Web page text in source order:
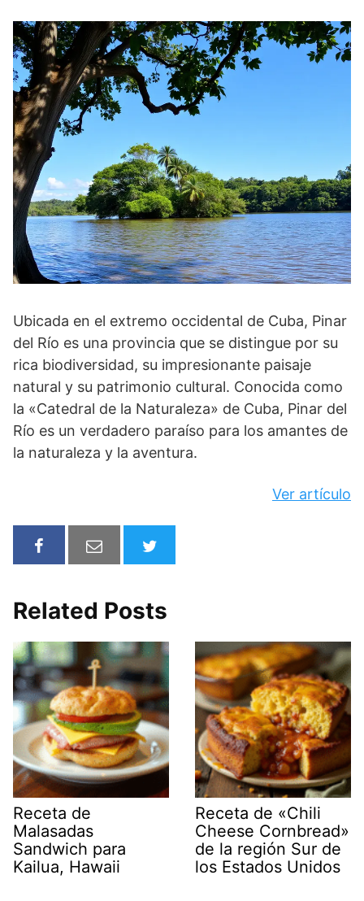
Ubicada en el extremo occidental de Cuba, Pinar
del Río es una provincia que se distingue por su
rica biodiversidad, su impresionante paisaje
natural y su patrimonio cultural. Conocida como
la «Catedral de la Naturaleza» de Cuba, Pinar del
Río es un verdadero paraíso para los amantes de
la naturaleza y la aventura.
Ver artículo
Related Posts
Receta de
Malasadas
Sandwich para
Kailua, Hawaii
Receta de «Chili
Cheese Cornbread»
de la región Sur de
los Estados Unidos